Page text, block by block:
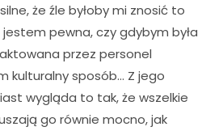
że źle byłoby mi znosić to
pewna, czy gdybym była
przez personel
kulturalny sposób… Z jego
wygląda to tak, że wszelkie
go równie mocno, jak